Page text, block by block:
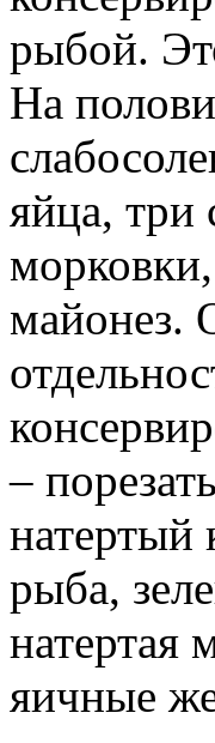
рыбой.
На
яйца, три
майонез.
–
натертый
рыба,
натертая
яичные